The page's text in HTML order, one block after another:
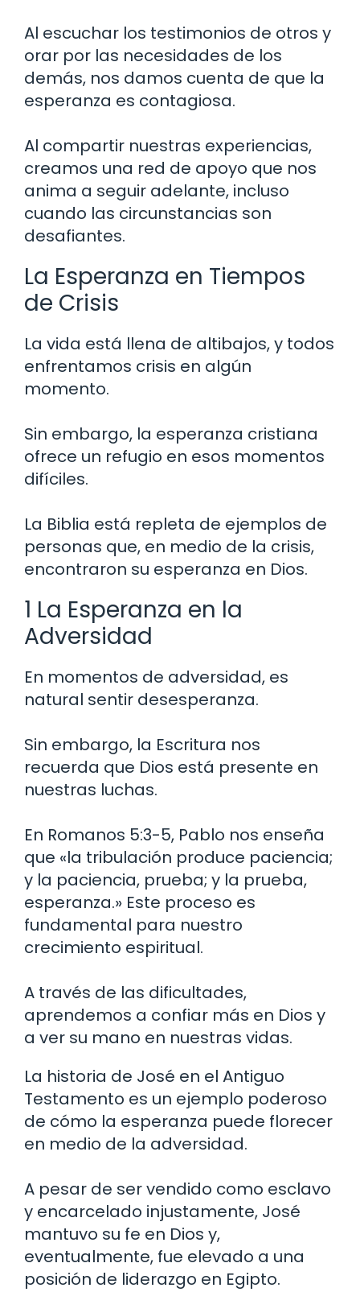
Al escuchar los testimonios de otros y
orar por las necesidades de los
demás, nos damos cuenta de que la
esperanza es contagiosa.
Al compartir nuestras experiencias,
creamos una red de apoyo que nos
anima a seguir adelante, incluso
cuando las circunstancias son
desafiantes.
La Esperanza en Tiempos
de Crisis
La vida está llena de altibajos, y todos
enfrentamos crisis en algún
momento.
Sin embargo, la esperanza cristiana
ofrece un refugio en esos momentos
difíciles.
La Biblia está repleta de ejemplos de
personas que, en medio de la crisis,
encontraron su esperanza en Dios.
1 La Esperanza en la
Adversidad
En momentos de adversidad, es
natural sentir desesperanza.
Sin embargo, la Escritura nos
recuerda que Dios está presente en
nuestras luchas.
En Romanos 5:3-5, Pablo nos enseña
que «la tribulación produce paciencia;
y la paciencia, prueba; y la prueba,
esperanza.» Este proceso es
fundamental para nuestro
crecimiento espiritual.
A través de las dificultades,
aprendemos a confiar más en Dios y
a ver su mano en nuestras vidas.
La historia de José en el Antiguo
Testamento es un ejemplo poderoso
de cómo la esperanza puede florecer
en medio de la adversidad.
A pesar de ser vendido como esclavo
y encarcelado injustamente, José
mantuvo su fe en Dios y,
eventualmente, fue elevado a una
posición de liderazgo en Egipto.